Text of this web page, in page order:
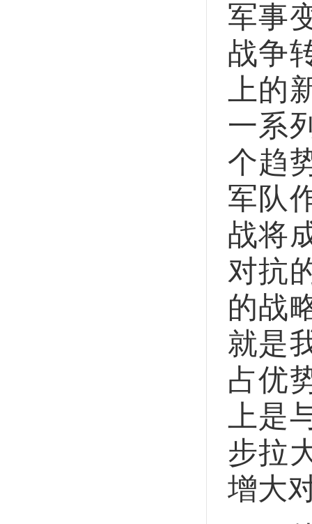
军事
战争
上的
一系
个趋
军队
战将
对抗
的战
就是
占优
上是
步拉
增大